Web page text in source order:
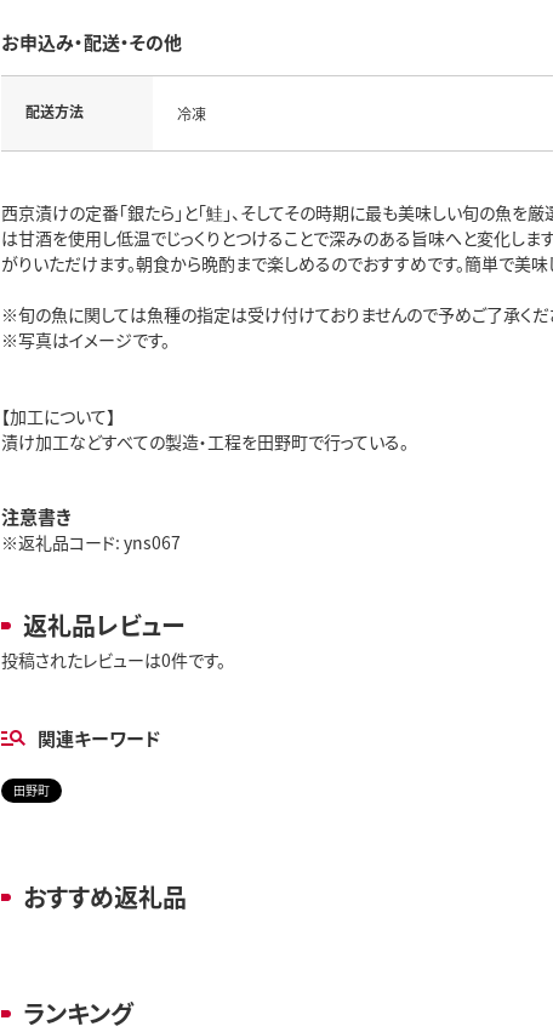
お申込み・配送・その他
配送方法 冷凍
西京漬けの定番「銀たら」と「鮭」、そしてその時期に最も美味しい旬の魚
は甘酒を使用し低温でじっくりとつけることで深みのある旨味へと変化しま
がりいただけます。朝食から晩酌まで楽しめるのでおすすめです。簡単で美
※旬の魚に関しては魚種の指定は受け付けておりませんので予めご了承くだ
※写真はイメージです。
【加工について】
漬け加工などすべての製造・工程を田野町で行っている。
注意書き
※返礼品コード: yns067
返礼品レビュー
投稿されたレビューは0件です。
関連キーワード
田野町
おすすめ返礼品
ランキング